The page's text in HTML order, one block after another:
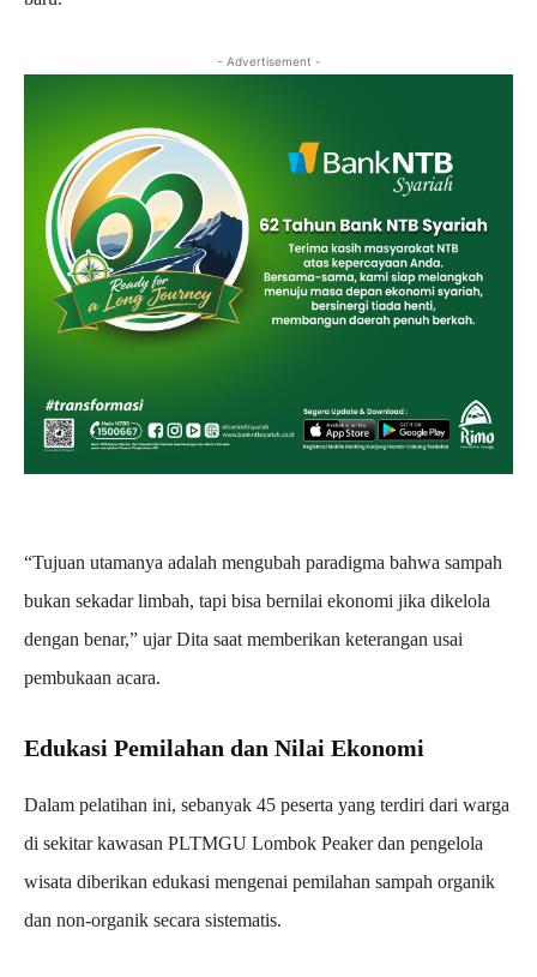
- Advertisement -
“Tujuan utamanya adalah mengubah paradigma bahwa sampah
bukan sekadar limbah, tapi bisa bernilai ekonomi jika dikelola
dengan benar,” ujar Dita saat memberikan keterangan usai
pembukaan acara.
Edukasi Pemilahan dan Nilai Ekonomi
Dalam pelatihan ini, sebanyak 45 peserta yang terdiri dari warga
di sekitar kawasan PLTMGU Lombok Peaker dan pengelola
wisata diberikan edukasi mengenai pemilahan sampah organik
dan non-organik secara sistematis.